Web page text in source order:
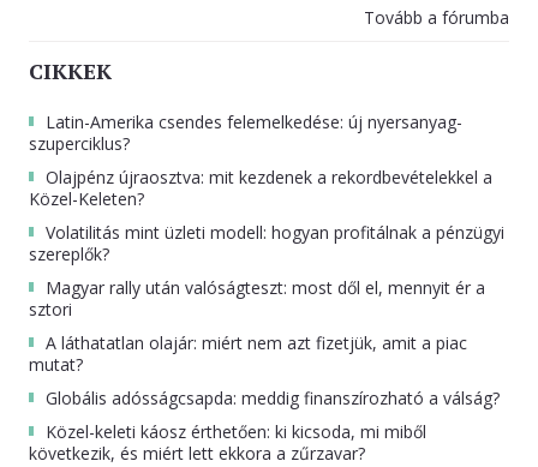
Tovább a fórumba
CIKKEK
Latin-Amerika csendes felemelkedése: új nyersanyag-
szuperciklus?
Olajpénz újraosztva: mit kezdenek a rekordbevételekkel a
Közel-Keleten?
Volatilitás mint üzleti modell: hogyan profitálnak a pénzügyi
szereplők?
Magyar rally után valóságteszt: most dől el, mennyit ér a
sztori
A láthatatlan olajár: miért nem azt fizetjük, amit a piac
mutat?
Globális adósságcsapda: meddig finanszírozható a válság?
Közel-keleti káosz érthetően: ki kicsoda, mi miből
következik, és miért lett ekkora a zűrzavar?